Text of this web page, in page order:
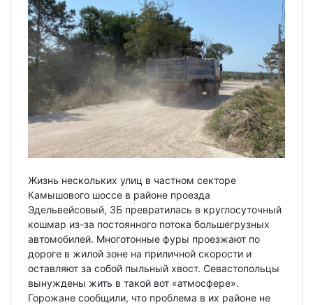
Жизнь нескольких улиц в частном секторе
Камышового шоссе в районе проезда
Эдельвейсовый, 3Б превратилась в круглосуточный
кошмар из-за постоянного потока большегрузных
автомобилей. Многотонные фуры проезжают по
дороге в жилой зоне на приличной скорости и
оставляют за собой пыльный хвост. Севастопольцы
вынуждены жить в такой вот «атмосфере».
Горожане сообщили, что проблема в их районе не